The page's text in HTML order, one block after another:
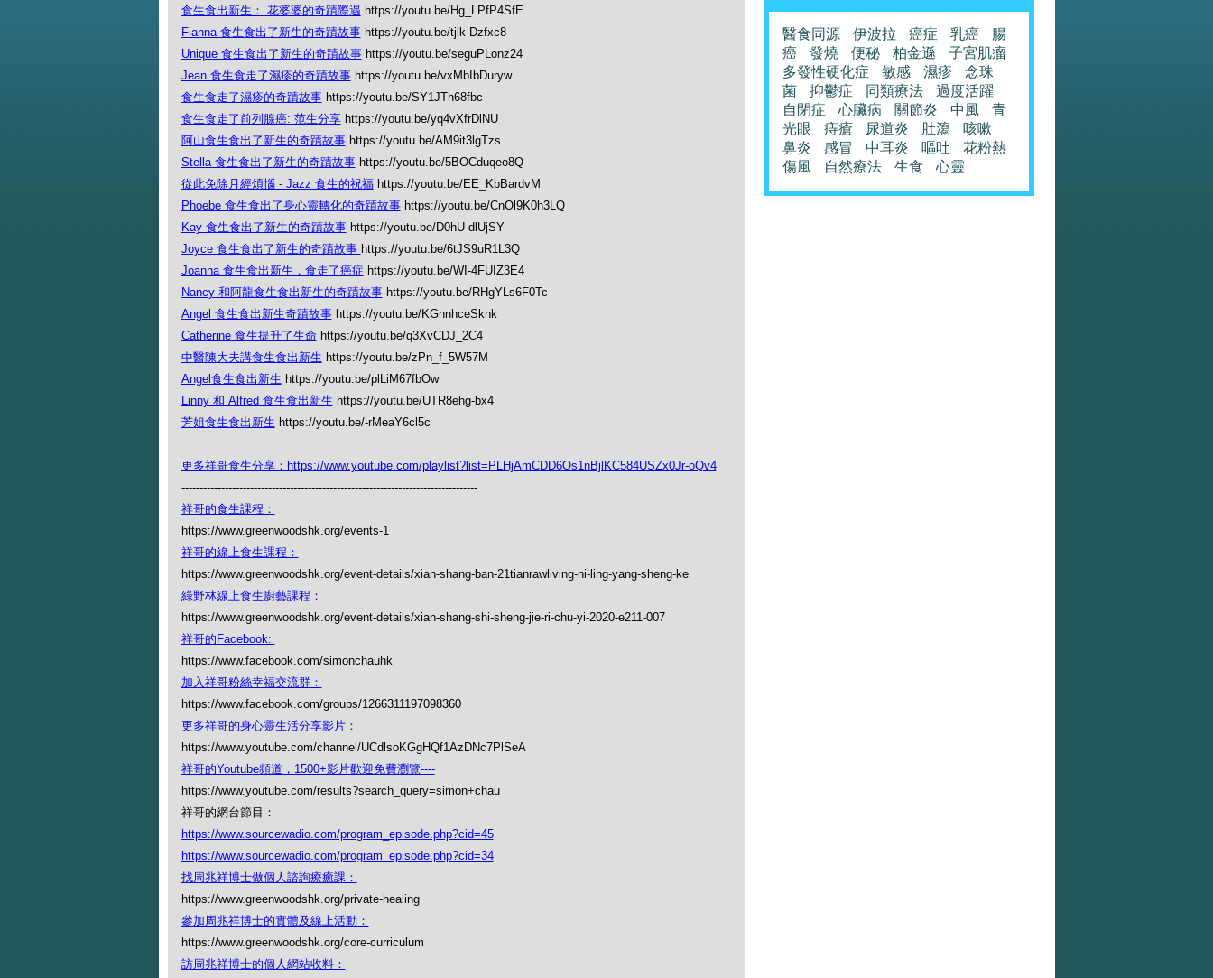
食生食出新生： 花婆婆的奇蹟際遇 https://youtu.be/Hg_LPfP4SfE
Fianna 食生食出了新生的奇蹟故事https://youtu.be/tjlk-Dzfxc8
Unique 食生食出了新生的奇蹟故事https://youtu.be/seguPLonz24
Jean 食生食走了濕疹的奇蹟故事https://youtu.be/vxMbIbDuryw
食生食走了濕疹的奇蹟故事https://youtu.be/SY1JTh68fbc
食生食走了前列腺癌: 范生分享https://youtu.be/yq4vXfrDlNU
阿山食生食出了新生的奇蹟故事https://youtu.be/AM9it3lgTzs
Stella 食生食出了新生的奇蹟故事https://youtu.be/5BOCduqeo8Q
從此免除月經煩惱 - Jazz 食生的祝福https://youtu.be/EE_KbBardvM
Phoebe 食生食出了身心靈轉化的奇蹟故事https://youtu.be/CnOl9K0h3LQ
Kay 食生食出了新生的奇蹟故事https://youtu.be/D0hU-dlUjSY
Joyce 食生食出了新生的奇蹟故事 https://youtu.be/6tJS9uR1L3Q
Joanna 食生食出新生，食走了癌症 https://youtu.be/WI-4FUIZ3E4
Nancy 和阿龍食生食出新生的奇蹟故事https://youtu.be/RHgYLs6F0Tc
Angel 食生食出新生奇蹟故事https://youtu.be/KGnnhceSknk
Catherine 食生提升了生命 https://youtu.be/q3XvCDJ_2C4
中醫陳大夫講食生食出新生 https://youtu.be/zPn_f_5W57M
Angel食生食出新生 https://youtu.be/plLiM67fbOw
Linny 和 Alfred 食生食出新生 https://youtu.be/UTR8ehg-bx4
芳姐食生食出新生 https://youtu.be/-rMeaY6cl5c
更多祥哥食生分享：https://www.youtube.com/playlist?list=PLHjAmCDD6Os1nBjlKC584USZx0Jr-oQv4
----------------------------------------------------------------------------------
祥哥的食生課程：
https://www.greenwoodshk.org/events-1
祥哥的線上食生課程：
https://www.greenwoodshk.org/event-details/xian-shang-ban-21tianrawliving-ni-ling-yang-sheng-ke
綠野林線上食生廚藝課程：
https://www.greenwoodshk.org/event-details/xian-shang-shi-sheng-jie-ri-chu-yi-2020-e211-007
祥哥的Facebook:
https://www.facebook.com/simonchauhk
加入祥哥粉絲幸福交流群：
https://www.facebook.com/groups/1266311197098360
更多祥哥的身心靈生活分享影片：
https://www.youtube.com/channel/UCdlsoKGgHQf1AzDNc7PlSeA
祥哥的Youtube頻道，1500+影片歡迎免費瀏覽----
https://www.youtube.com/results?search_query=simon+chau
祥哥的網台節目：
https://www.sourcewadio.com/program_episode.php?cid=45
https://www.sourcewadio.com/program_episode.php?cid=34
找周兆祥博士做個人諮詢療癒課：
https://www.greenwoodshk.org/private-healing
參加周兆祥博士的實體及線上活動：
https://www.greenwoodshk.org/core-curriculum
訪周兆祥博士的個人網站收料：
醫食同源 伊波拉 癌症 乳癌
腸
癌
發燒 便秘 柏金遜
子宮肌瘤
多發性硬化症
敏感 濕疹
念珠
菌
抑鬱症 同類療法
過度活躍
自閉症
心臟病 關節炎 中風
青
光眼
痔瘡 尿道炎 肚瀉
咳嗽
鼻炎
感冒 中耳炎 嘔吐
花粉熱
傷風
自然療法 生食 心靈